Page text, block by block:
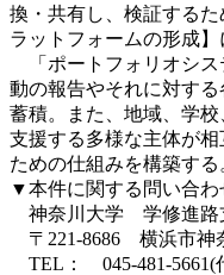
換・共有し、検証する
ラットフォームの形成】
「ポートフォリオシス
動の報告やそれに対す
蓄積。また、地域、学
支援する多様な主体が
ための仕組みを構築する
▼本件に関する問い合わ
神奈川大学 学修進路
〒221-8686 横浜市神
TEL： 045-481-5661(